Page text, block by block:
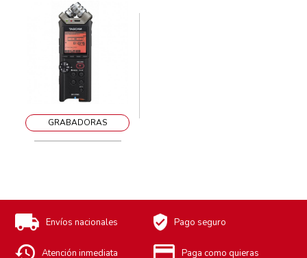
GRABADORAS
Envíos nacionales Pago seguro
Atención inmediata Paga como quieras